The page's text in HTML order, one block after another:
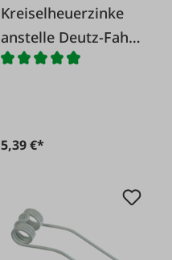
Kreiselheuerzinke
anstelle Deutz-Fahr
0658 0456
5,39 €*